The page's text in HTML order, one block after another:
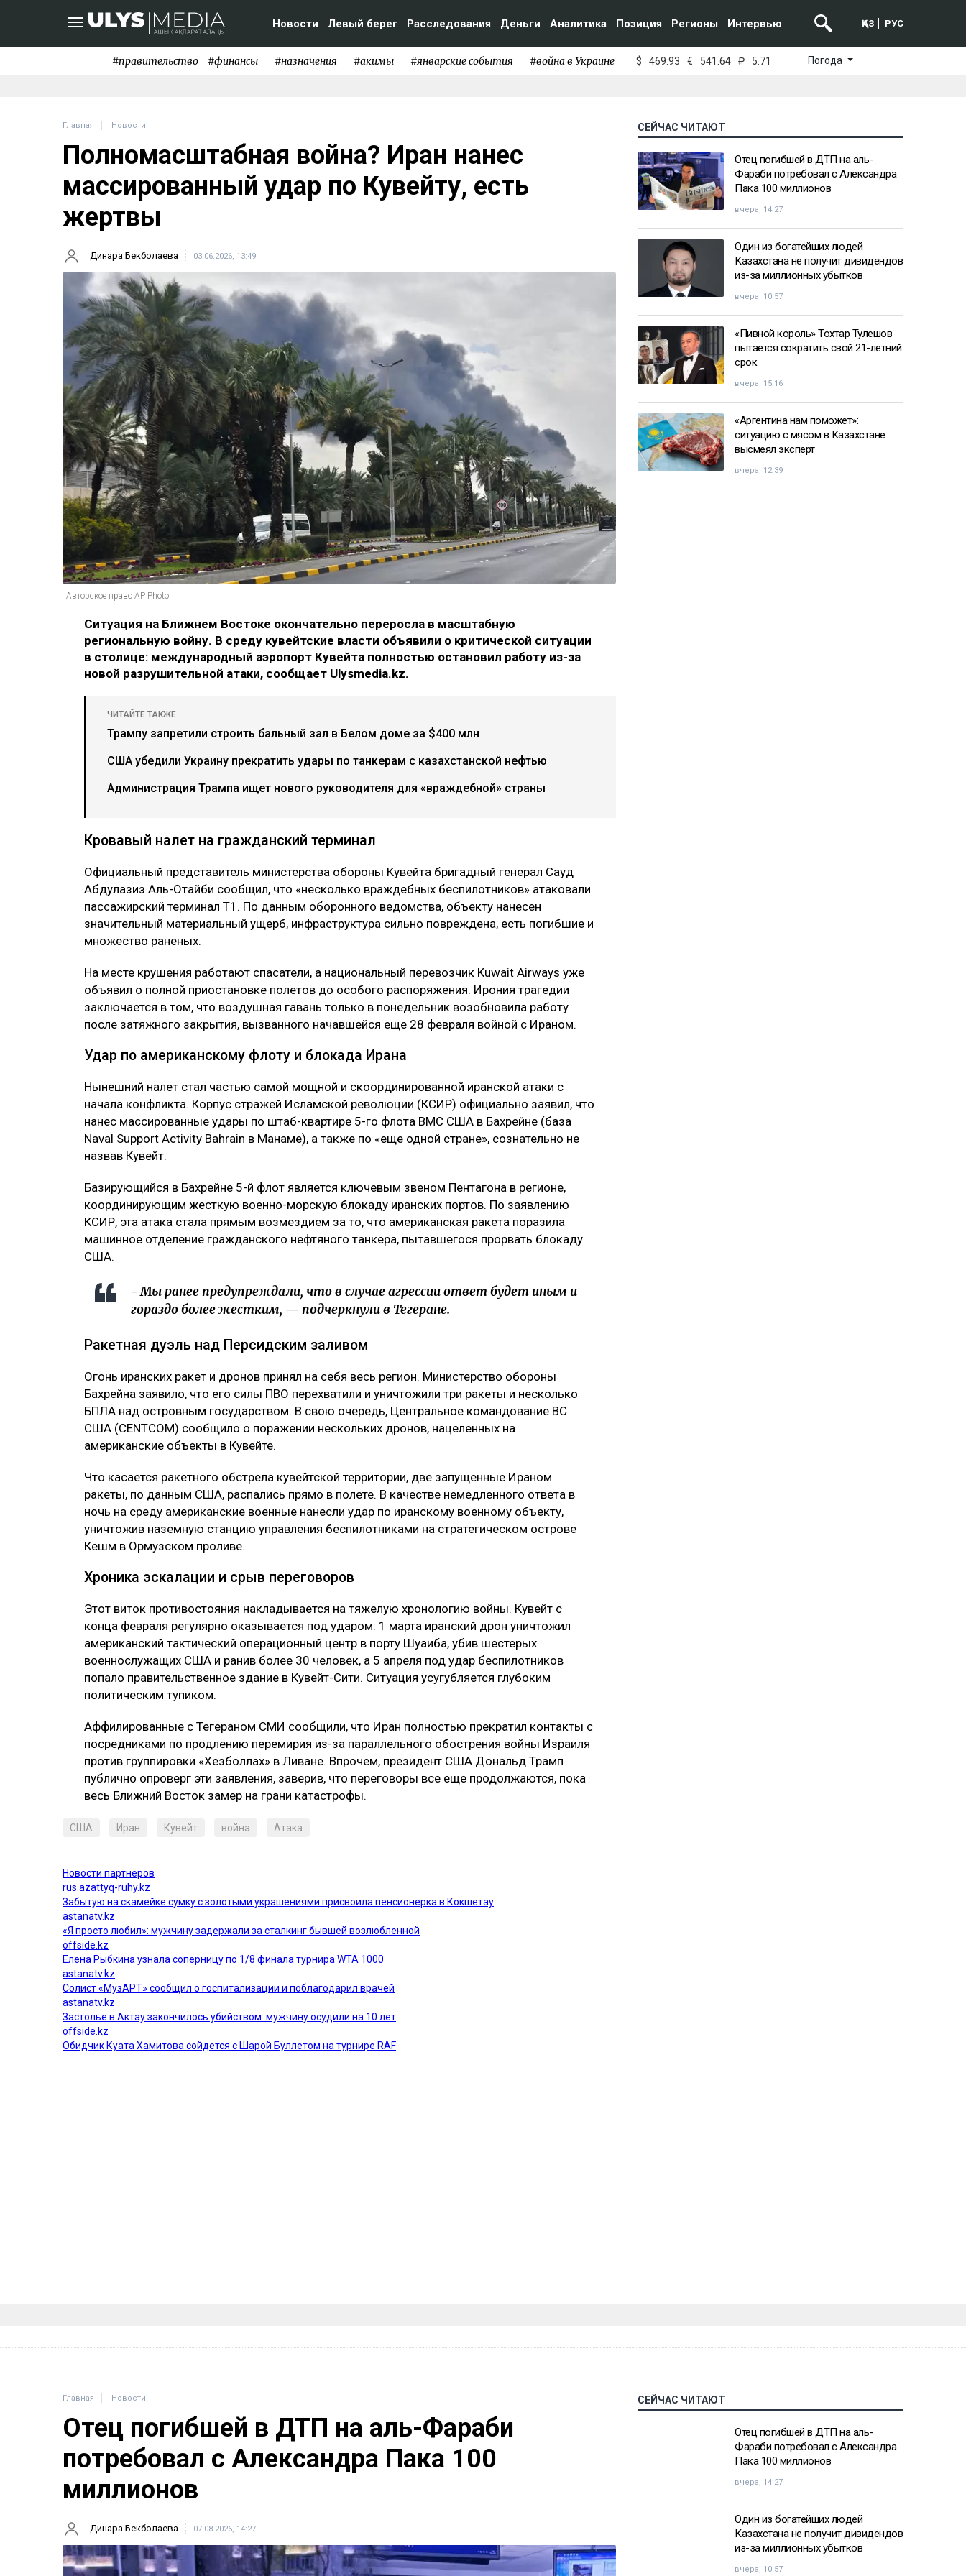
Новости Левый берег Расследования Деньги Аналитика Позиция Регионы Интервью ҚАЗ РУС
#правительство #финансы #назначения #акимы #январские события #война в Украине $ 469.93 € 541.64 ₽ 5.71 Погода
Главная Новости
Полномасштабная война? Иран нанес
массированный удар по Кувейту, есть
жертвы
Динара Бекболаева 03.06.2026, 13:49
Авторское право AP Photo
Ситуация на Ближнем Востоке окончательно переросла в масштабную
региональную войну. В среду кувейтские власти объявили о критической ситуации
в столице: международный аэропорт Кувейта полностью остановил работу из-за
новой разрушительной атаки, сообщает Ulysmedia.kz.
ЧИТАЙТЕ ТАКЖЕ
Трампу запретили строить бальный зал в Белом доме за $400 млн
США убедили Украину прекратить удары по танкерам с казахстанской нефтью
Администрация Трампа ищет нового руководителя для «враждебной» страны
Кровавый налет на гражданский терминал
Официальный представитель министерства обороны Кувейта бригадный генерал Сауд
Абдулазиз Аль-Отайби сообщил, что «несколько враждебных беспилотников» атаковали
пассажирский терминал Т1. По данным оборонного ведомства, объекту нанесен
значительный материальный ущерб, инфраструктура сильно повреждена, есть погибшие и
множество раненых.
На месте крушения работают спасатели, а национальный перевозчик Kuwait Airways уже
объявил о полной приостановке полетов до особого распоряжения. Ирония трагедии
заключается в том, что воздушная гавань только в понедельник возобновила работу
после затяжного закрытия, вызванного начавшейся еще 28 февраля войной с Ираном.
Удар по американскому флоту и блокада Ирана
Нынешний налет стал частью самой мощной и скоординированной иранской атаки с
начала конфликта. Корпус стражей Исламской революции (КСИР) официально заявил, что
нанес массированные удары по штаб-квартире 5-го флота ВМС США в Бахрейне (база
Naval Support Activity Bahrain в Манаме), а также по «еще одной стране», сознательно не
назвав Кувейт.
Базирующийся в Бахрейне 5-й флот является ключевым звеном Пентагона в регионе,
координирующим жесткую военно-морскую блокаду иранских портов. По заявлению
КСИР, эта атака стала прямым возмездием за то, что американская ракета поразила
машинное отделение гражданского нефтяного танкера, пытавшегося прорвать блокаду
США.
- Мы ранее предупреждали, что в случае агрессии ответ будет иным и
гораздо более жестким, — подчеркнули в Тегеране.
Ракетная дуэль над Персидским заливом
Огонь иранских ракет и дронов принял на себя весь регион. Министерство обороны
Бахрейна заявило, что его силы ПВО перехватили и уничтожили три ракеты и несколько
БПЛА над островным государством. В свою очередь, Центральное командование ВС
США (CENTCOM) сообщило о поражении нескольких дронов, нацеленных на
американские объекты в Кувейте.
Что касается ракетного обстрела кувейтской территории, две запущенные Ираном
ракеты, по данным США, распались прямо в полете. В качестве немедленного ответа в
ночь на среду американские военные нанесли удар по иранскому военному объекту,
уничтожив наземную станцию управления беспилотниками на стратегическом острове
Кешм в Ормузском проливе.
Хроника эскалации и срыв переговоров
Этот виток противостояния накладывается на тяжелую хронологию войны. Кувейт с
конца февраля регулярно оказывается под ударом: 1 марта иранский дрон уничтожил
американский тактический операционный центр в порту Шуаиба, убив шестерых
военнослужащих США и ранив более 30 человек, а 5 апреля под удар беспилотников
попало правительственное здание в Кувейт-Сити. Ситуация усугубляется глубоким
политическим тупиком.
Аффилированные с Тегераном СМИ сообщили, что Иран полностью прекратил контакты с
посредниками по продлению перемирия из-за параллельного обострения войны Израиля
против группировки «Хезболлах» в Ливане. Впрочем, президент США Дональд Трамп
публично опроверг эти заявления, заверив, что переговоры все еще продолжаются, пока
весь Ближний Восток замер на грани катастрофы.
США Иран Кувейт война Атака
СЕЙЧАС ЧИТАЮТ
Отец погибшей в ДТП на аль-
Фараби потребовал с Александра
Пака 100 миллионов
вчера, 14:27
Один из богатейших людей
Казахстана не получит дивидендов
из-за миллионных убытков
вчера, 10:57
«Пивной король» Тохтар Тулешов
пытается сократить свой 21-летний
срок
вчера, 15:16
«Аргентина нам поможет»:
ситуацию с мясом в Казахстане
высмеял эксперт
вчера, 12:39
Главная Новости
Отец погибшей в ДТП на аль-Фараби
потребовал с Александра Пака 100
миллионов
Динара Бекболаева 07.08.2026, 14:27
СЕЙЧАС ЧИТАЮТ
Отец погибшей в ДТП на аль-
Фараби потребовал с Александра
Пака 100 миллионов
вчера, 14:27
Один из богатейших людей
Казахстана не получит дивидендов
из-за миллионных убытков
вчера, 10:57